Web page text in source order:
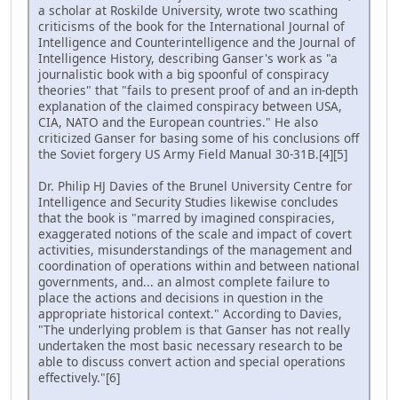
a scholar at Roskilde University, wrote two scathing
criticisms of the book for the International Journal of
Intelligence and Counterintelligence and the Journal of
Intelligence History, describing Ganser's work as "a
journalistic book with a big spoonful of conspiracy
theories" that "fails to present proof of and an in-depth
explanation of the claimed conspiracy between USA,
CIA, NATO and the European countries." He also
criticized Ganser for basing some of his conclusions off
the Soviet forgery US Army Field Manual 30-31B.[4][5]
Dr. Philip HJ Davies of the Brunel University Centre for
Intelligence and Security Studies likewise concludes
that the book is "marred by imagined conspiracies,
exaggerated notions of the scale and impact of covert
activities, misunderstandings of the management and
coordination of operations within and between national
governments, and... an almost complete failure to
place the actions and decisions in question in the
appropriate historical context." According to Davies,
"The underlying problem is that Ganser has not really
undertaken the most basic necessary research to be
able to discuss convert action and special operations
effectively."[6]